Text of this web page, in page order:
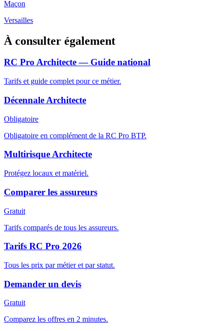
Maçon
Versailles
À consulter également
RC Pro Architecte — Guide national
Tarifs et guide complet pour ce métier.
Décennale Architecte
Obligatoire
Obligatoire en complément de la RC Pro BTP.
Multirisque Architecte
Protégez locaux et matériel.
Comparer les assureurs
Gratuit
Tarifs comparés de tous les assureurs.
Tarifs RC Pro 2026
Tous les prix par métier et par statut.
Demander un devis
Gratuit
Comparez les offres en 2 minutes.